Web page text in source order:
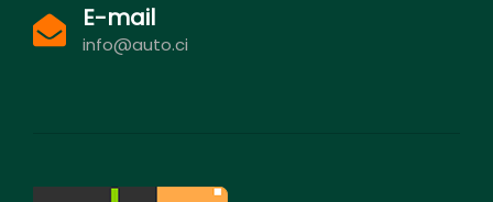
E-mail
info@auto.ci